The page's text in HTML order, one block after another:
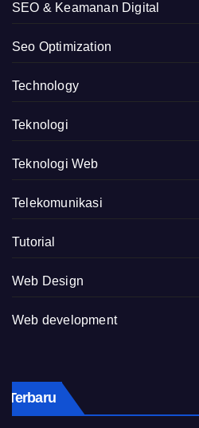
SEO & Keamanan Digital
Seo Optimization
Technology
Teknologi
Teknologi Web
Telekomunikasi
Tutorial
Web Design
Web development
Terbaru